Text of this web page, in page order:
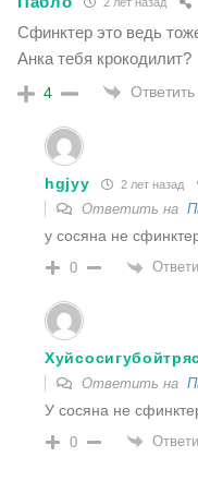
2 лет назад
Сфинктер это ведь
Анка тебя крокодилит?
4 Ответить
hgjyy 2 лет назад
Ответить на
у сосяна не
0
Ответить на
У сосяна не
0